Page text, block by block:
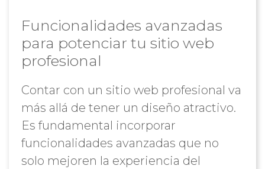
Funcionalidades avanzadas
para potenciar tu sitio web
profesional
Contar con un sitio web profesional va
más allá de tener un diseño atractivo.
Es fundamental incorporar
funcionalidades avanzadas que no
solo mejoren la experiencia del